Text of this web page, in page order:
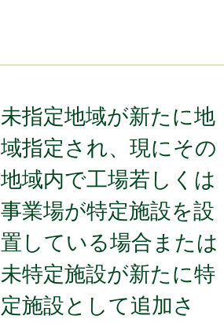
未指定地域が新たに地
域指定され、現にその
地域内で工場若しくは
事業場が特定施設を設
置している場合または
未特定施設が新たに特
定施設として追加さ